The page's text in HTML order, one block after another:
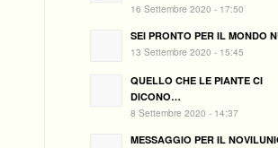
16 Settembre 2020 - 17:50
SEI PRONTO PER IL MONDO
13 Settembre 2020 - 15:45
QUELLO CHE LE PIANTE CI
DICONO…
8 Settembre 2020 - 14:37
MESSAGGIO PER IL